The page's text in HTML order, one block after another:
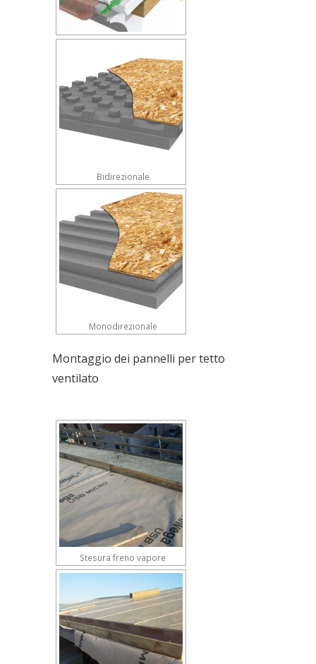
Bidirezionale
Monodirezionale
Montaggio dei pannelli per tetto
ventilato
Stesura freno vapore